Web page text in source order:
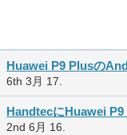
Huawei P9 Plusの
6th 3月 17.
HandtecにHuawei
2nd 6月 16.